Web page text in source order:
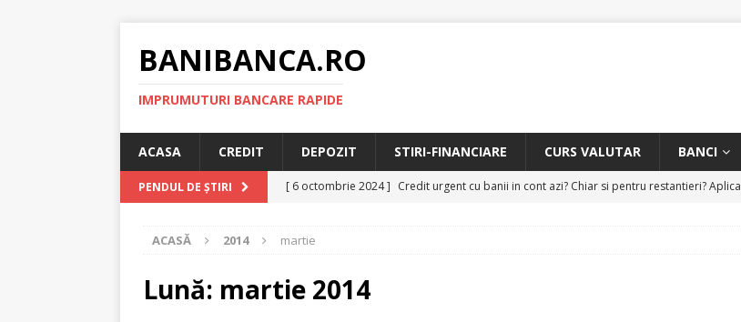
BANIBANCA.RO
IMPRUMUTURI BANCARE RAPIDE
ACASA CREDIT DEPOZIT STIRI-FINANCIARE CURS VALUTAR BANCI
PENDUL DE ȘTIRI [ 6 octombrie 2024 ] Credit urgent cu banii in cont azi? Chiar si pentru restantieri? Aplica
[ 8 septembrie 2024 ]
plafonarea dobanzilor.
ACASĂ 2014 martie
Lună: martie 2014